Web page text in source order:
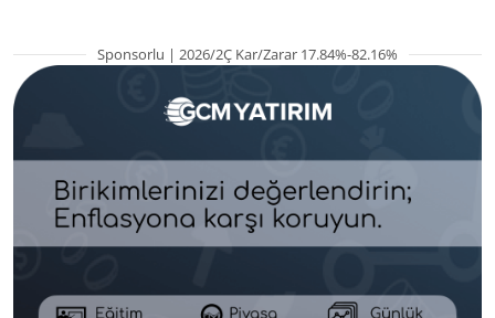
Sponsorlu | 2026/2Ç Kar/Zarar 17.84%-82.16%